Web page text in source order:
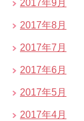
2017年9月
2017年8月
2017年7月
2017年6月
2017年5月
2017年4月